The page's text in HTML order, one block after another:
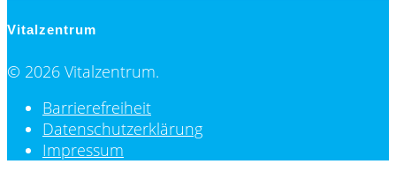
Vitalzentrum
© 2026 Vitalzentrum.
Barrierefreiheit
Datenschutzerklärung
Impressum